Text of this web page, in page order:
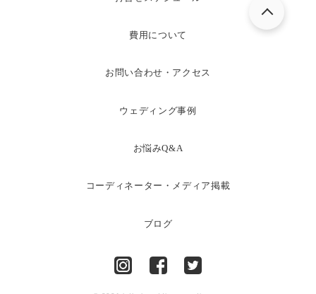
費用について
お問い合わせ・アクセス
ウェディング事例
お悩みQ&A
コーディネーター・メディア掲載
ブログ